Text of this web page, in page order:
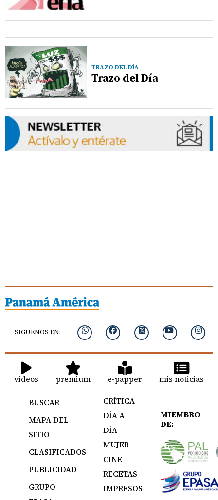
TRAZO DEL DÍA
Trazo del Día
SIGUENOS EN:
videos premium e-papper mis noticias
BUSCAR
MAPA DEL
SITIO
CLASIFICADOS
PUBLICIDAD
GRUPO
CRÍTICA
DÍA A
DÍA
MUJER
CINE
RECETAS
IMPRESOS
MIEMBRO
DE: